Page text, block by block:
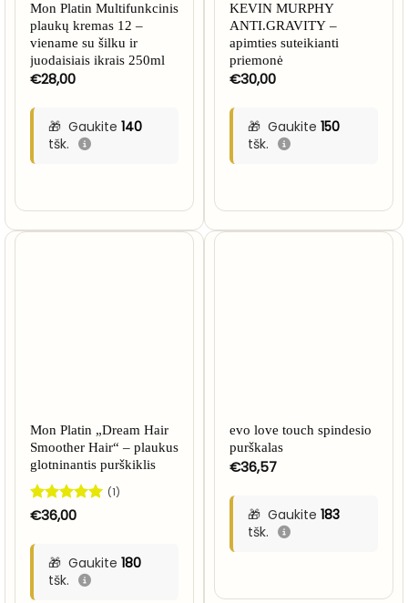
Mon Platin Multifunkcinis
plaukų kremas 12 –
viename su šilku ir
juodaisiais ikrais 250ml
€28,00
Gaukite 140
tšk.
KEVIN MURPHY
ANTI.GRAVITY –
apimties suteikianti
priemonė
€30,00
Gaukite 150
tšk.
Mon Platin „Dream Hair
Smoother Hair“ – plaukus
glotninantis purškiklis
Įvertinimas:
(1)
€36,00
Gaukite 180
tšk.
evo love touch spindesio
purškalas
€36,57
Gaukite 183
tšk.